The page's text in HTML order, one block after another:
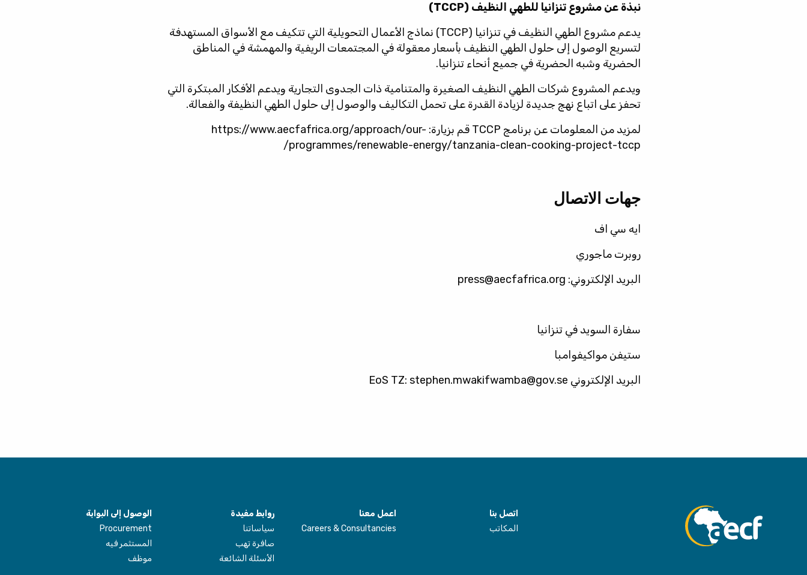
نبذة عن مشروع تنزانيا للطهي النظيف (TCCP)
يدعم مشروع الطهي النظيف في تنزانيا (TCCP) نماذج الأعمال التحويلية التي تتكيف مع الأسواق المستهدفة
لتسريع الوصول إلى حلول الطهي النظيف بأسعار معقولة في المجتمعات الريفية والمهمشة في المناطق
الحضرية وشبه الحضرية في جميع أنحاء تنزانيا.
ويدعم المشروع شركات الطهي النظيف الصغيرة والمتنامية ذات الجدوى التجارية ويدعم الأفكار المبتكرة التي
تحفز على اتباع نهج جديدة لزيادة القدرة على تحمل التكاليف والوصول إلى حلول الطهي النظيفة والفعالة.
لمزيد من المعلومات عن برنامج TCCP قم بزيارة:
https://www.aecfafrica.org/approach/our-
programmes/renewable-energy/tanzania-clean-cooking-project-tccp/
جهات الاتصال
ايه سي اف
روبرت ماجوري
البريد الإلكتروني: press@aecfafrica.org
سفارة السويد في تنزانيا
ستيفن مواكيفوامبا
البريد الإلكتروني EoS TZ: stephen.mwakifwamba@gov.se
اتصل بنا
المكاتب
اعمل معنا
Careers & Consultancies
روابط مفيدة
سياساتنا
صافرة تهب
الأسئلة الشائعة
الوصول إلى البوابة
Procurement
المستثمر فيه
موظف